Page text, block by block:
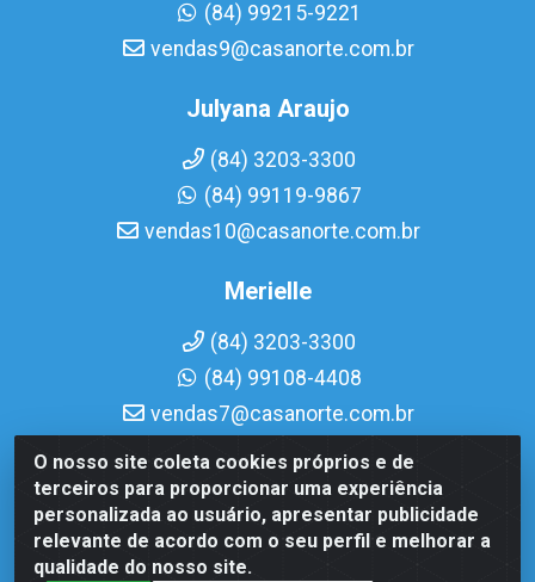
O nosso site coleta cookies próprios e de
terceiros para proporcionar uma experiência
personalizada ao usuário, apresentar publicidade
relevante de acordo com o seu perfil e melhorar a
qualidade do nosso site.
(84) 99215-9221
vendas9@casanorte.com.br
Julyana Araujo
(84) 3203-3300
(84) 99119-9867
vendas10@casanorte.com.br
Merielle
(84) 3203-3300
(84) 99108-4408
vendas7@casanorte.com.br
Casa Norte LTDA - Av. Interventor Mário Câmara, 1815 -
Dix-Sept Rosado, Natal/RN - CEP 59054-600 - CNPJ
08.713.513/0001-51